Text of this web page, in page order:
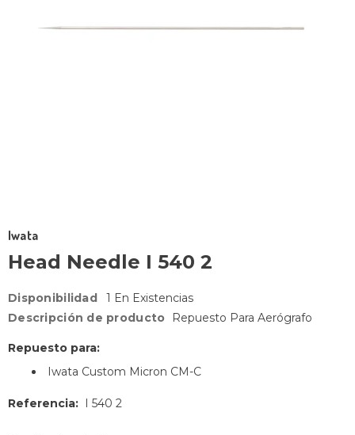
Iwata
Head Needle I 540 2
Disponibilidad
1 En Existencias
Descripción de producto
Repuesto Para Aerógrafo
Repuesto para:
Iwata Custom Micron CM-C
Referencia: I 540 2